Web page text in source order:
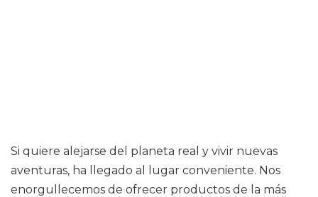
Si quiere alejarse del planeta real y vivir nuevas
aventuras, ha llegado al lugar conveniente. Nos
enorgullecemos de ofrecer productos de la más